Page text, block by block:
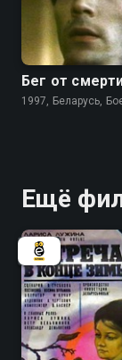
5.5
Бег от
1997, Беларусь,
Ещё